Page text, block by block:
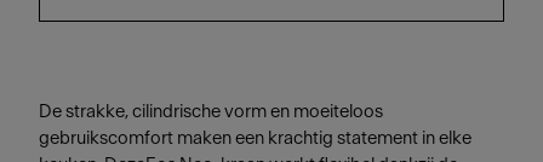
De strakke, cilindrische vorm en moeiteloos
gebruikscomfort maken een krachtig statement in elke